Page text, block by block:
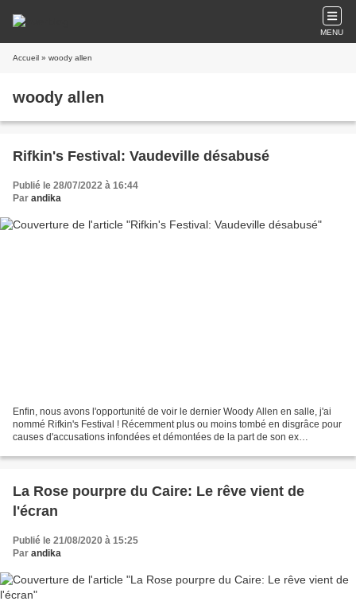
MENU
Accueil » woody allen
woody allen
Rifkin's Festival: Vaudeville désabusé
Publié le 28/07/2022 à 16:44
Par andika
Enfin, nous avons l'opportunité de voir le dernier Woody Allen en salle, j'ai
nommé Rifkin's Festival ! Récemment plus ou moins tombé en disgrâce pour
causes d'accusations infondées et démontées de la part de son ex
La Rose pourpre du Caire: Le rêve vient de
l'écran
Publié le 21/08/2020 à 15:25
Par andika